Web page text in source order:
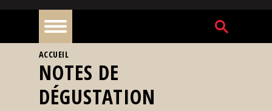
À
la
une
VOUS ÊTES ICI
ACCUEIL
NOTES DE
DÉGUSTATION